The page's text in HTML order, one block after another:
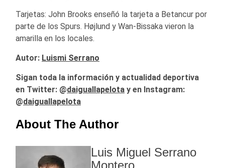
Tarjetas: John Brooks enseñó la tarjeta a Betancur por
parte de los Spurs. Højlund y Wan-Bissaka vieron la
amarilla en los locales.
Autor: Luismi Serrano
Sigan toda la información y actualidad deportiva
en Twitter: @daiguallapelota y en Instagram:
@daiguallapelota
About The Author
Luis Miguel Serrano
Montero